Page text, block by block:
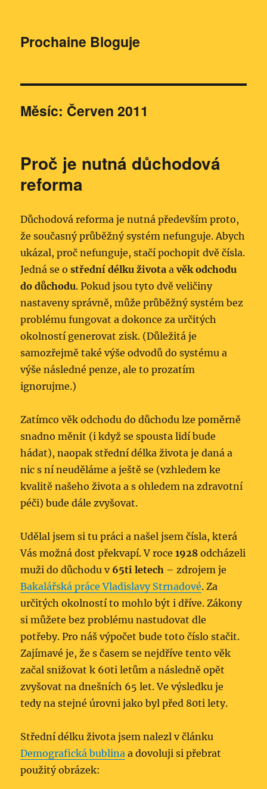
Prochaine Bloguje
Měsíc: Červen 2011
Proč je nutná důchodová
reforma
Důchodová reforma je nutná především proto,
že současný průběžný systém nefunguje. Abych
ukázal, proč nefunguje, stačí pochopit dvě čísla.
Jedná se ostřední délku života avěk odchodu
do důchodu. Pokud jsou tyto dvě veličiny
nastaveny správně, může průběžný systém bez
problému fungovat a dokonce za určitých
okolností generovat zisk. (Důležitá je
samozřejmě také výše odvodů do systému a
výše následné penze, ale to prozatím
ignorujme.)
Zatímco věk odchodu do důchodu lze poměrně
snadno měnit (i když se spousta lidí bude
hádat), naopak střední délka života je daná a
nic s ní neuděláme a ještě se (vzhledem ke
kvalitě našeho života a s ohledem na zdravotní
péči) bude dále zvyšovat.
Udělal jsem si tu práci a našel jsem čísla, která
Vás možná dost překvapí. V roce1928 odcházeli
muži do důchodu v 65ti letech – zdrojem je
Bakalářská práce Vladislavy Strnadové. Za
určitých okolností to mohlo být i dříve. Zákony
si můžete bez problému nastudovat dle
potřeby. Pro náš výpočet bude toto číslo stačit.
Zajímavé je, že s časem se nejdříve tento věk
začal snižovat k 60ti letům a následně opět
zvyšovat na dnešních 65 let. Ve výsledku je
tedy na stejné úrovni jako byl před 80ti lety.
Střední délku života jsem nalezl v článku
Demografická bublina a dovoluji si přebrat
použitý obrázek: